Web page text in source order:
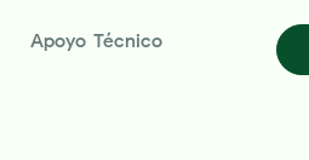
Apoyo Técnico